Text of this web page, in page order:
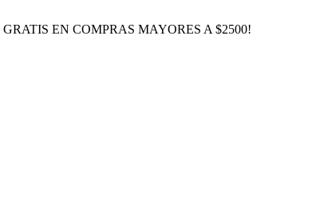
GRATIS EN COMPRAS MAYORES A $2500!